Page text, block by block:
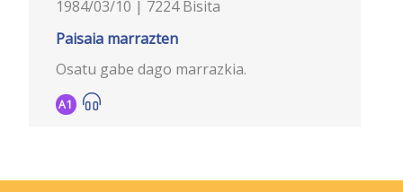
1984/03/10 | 7224 Bisita
Paisaia marrazten
Osatu gabe dago marrazkia.
A1